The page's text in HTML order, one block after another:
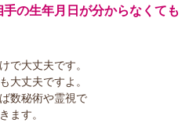
の生年月日が分からなくても
で大丈夫です。
大丈夫ですよ。
数秘術や霊視で
ます。